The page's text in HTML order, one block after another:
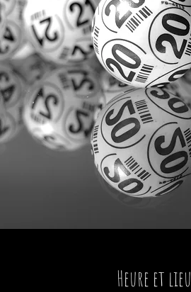
Heure et lieu